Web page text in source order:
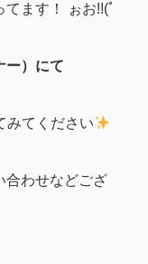
てます！ ぉお!!(ﾟ
ー）にて
みてください
合わせなどござ